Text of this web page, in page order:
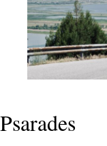
Psarades